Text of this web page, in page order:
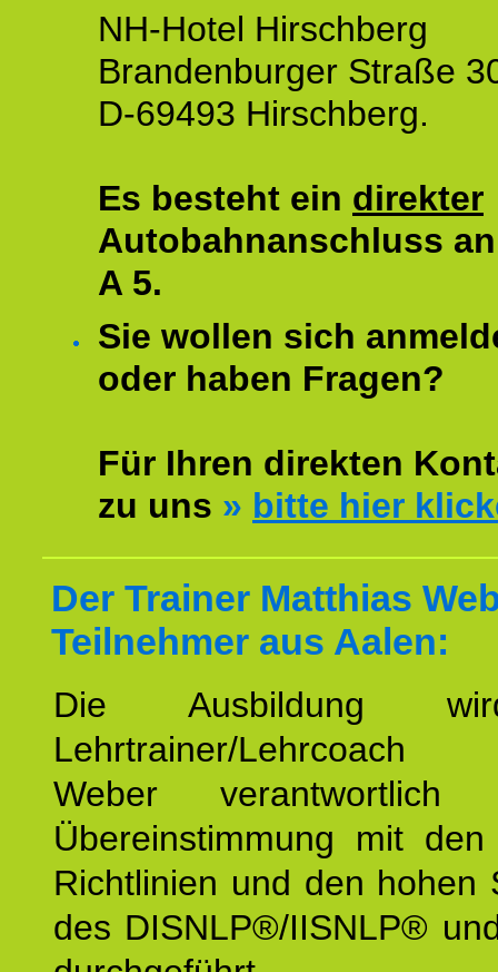
NH-Hotel Hirschberg
Brandenburger Straße
D-69493 Hirschberg.
Es besteht ein direkter
Autobahnanschluss
A 5.
Sie wollen sich
oder haben Fragen?
Für Ihren direkten
zu uns » bitte hier
Der Trainer Matthias
Teilnehmer aus Aalen:
Die Ausbildung
Lehrtrainer/Lehrcoach
Weber
Übereinstimmung mit den
Richtlinien und den hohen
des DISNLP®/IISNLP®